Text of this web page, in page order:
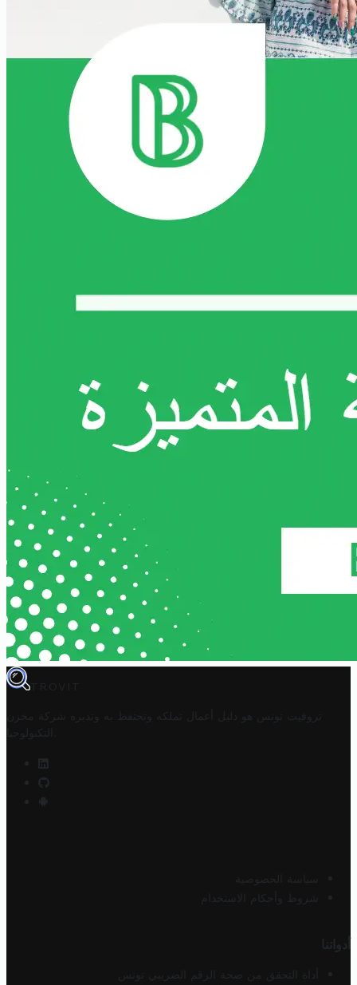
TROVIT
تروفيت تونس هو دليل أعمال تملكه وتحتفظ به وتديره
شركة مخزن
التكنولوجيا
سياسة الخصوصية
شروط وأحكام الاستخدام
أدواتنا
أداة التحقق من صحة الرقم الضريبي تونس